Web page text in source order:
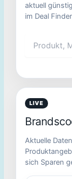
aktuell
im Deal
LIVE
Aktuelle
sich Sparen